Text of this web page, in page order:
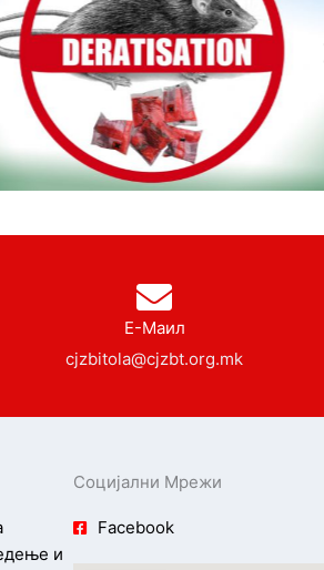
Е-Маил
cjzbitola@cjzbt.org.mk
и
Социјални Мрежи
Facebook